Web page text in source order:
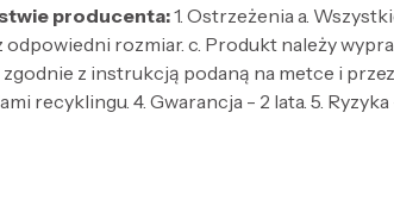
producenta:1. Ostrzeżenia a.
rozmiar. c. Produkt należy
z instrukcją podaną na metce i
recyklingu. 4. Gwarancja - 2 lata. 5.